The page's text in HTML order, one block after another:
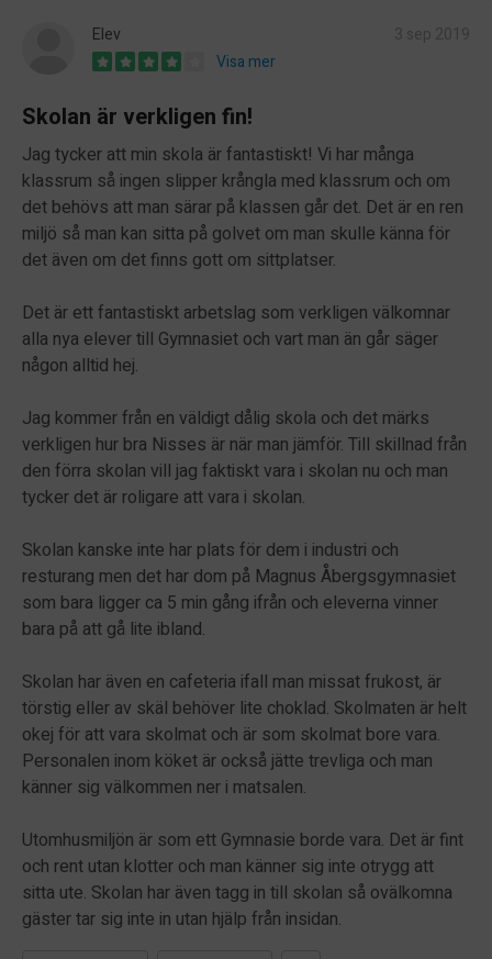
Elev
Visa mer
Skolan är verkligen fin!
Jag tycker att min skola är fantastiskt! Vi har många
klassrum så ingen slipper krångla med klassrum och om
det behövs att man särar på klassen går det. Det är en ren
miljö så man kan sitta på golvet om man skulle känna för
det även om det finns gott om sittplatser.
Det är ett fantastiskt arbetslag som verkligen välkomnar
alla nya elever till Gymnasiet och vart man än går säger
någon alltid hej.
Jag kommer från en väldigt dålig skola och det märks
verkligen hur bra Nisses är när man jämför. Till skillnad från
den förra skolan vill jag faktiskt vara i skolan nu och man
tycker det är roligare att vara i skolan.
Skolan kanske inte har plats för dem i industri och
resturang men det har dom på Magnus Åbergsgymnasiet
som bara ligger ca 5 min gång ifrån och eleverna vinner
bara på att gå lite ibland.
Skolan har även en cafeteria ifall man missat frukost, är
törstig eller av skäl behöver lite choklad. Skolmaten är helt
okej för att vara skolmat och är som skolmat bore vara.
Personalen inom köket är också jätte trevliga och man
känner sig välkommen ner i matsalen.
Utomhusmiljön är som ett Gymnasie borde vara. Det är fint
och rent utan klotter och man känner sig inte otrygg att
sitta ute. Skolan har även tagg in till skolan så ovälkomna
gäster tar sig inte in utan hjälp från insidan.